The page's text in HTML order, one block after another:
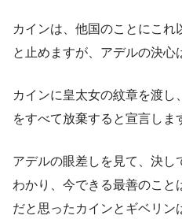
カインは、他国のことにこ
と止めますが、アデルの決心
カインに皇太女の紋章を渡
をすべて放棄すると宣言しま
アデルの眼差しを見て、決し
わかり、今できる最善のこと
だと思ったカインとギベリン